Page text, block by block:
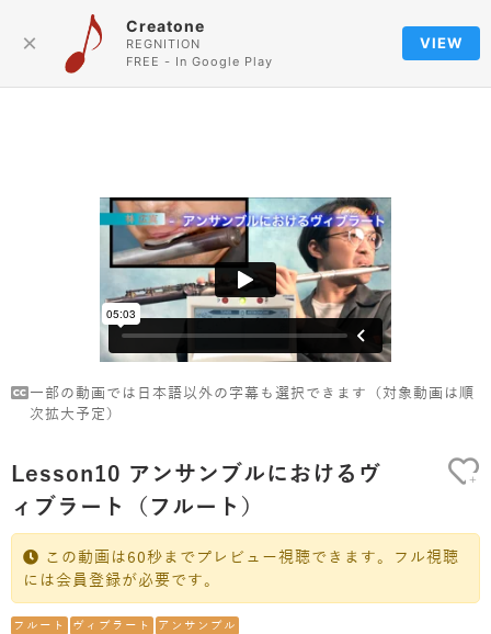
×
Creatone
REGNITION
FREE - In Google Play
VIEW
Lesson10 アンサンブルにおけるヴ
ィブラート（フルート）
この動画は60秒までプレビュー視聴できます。フル視聴
には会員登録が必要です。
フルート ヴィブラート アンサンブル
+
一部の動画では日本語以外の字幕も選択できます（対象動画は順
次拡大予定）